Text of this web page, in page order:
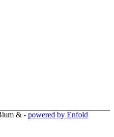
& -powered by Enfold